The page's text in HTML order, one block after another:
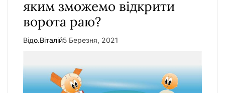
яким зможемо відкрити
ворота раю?
Відо.Віталій5 Березня, 2021